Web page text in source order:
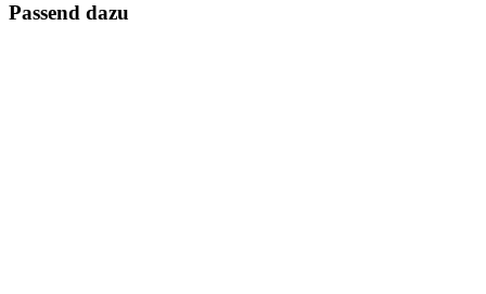
Passend dazu